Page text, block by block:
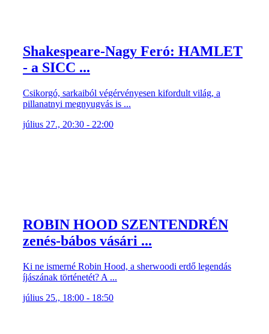
Shakespeare-Nagy Feró: HAMLET
- a SICC ...
Csikorgó, sarkaiból végérvényesen kifordult világ, a
pillanatnyi megnyugvás is ...
július 27., 20:30 - 22:00
ROBIN HOOD SZENTENDRÉN
zenés-bábos vásári ...
Ki ne ismerné Robin Hood, a sherwoodi erdő legendás
íjászának történetét? A ...
július 25., 18:00 - 18:50